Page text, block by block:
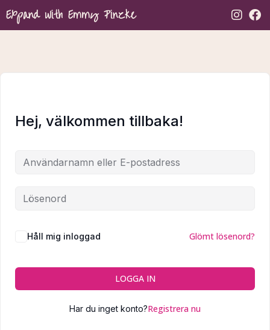
Expand with Emmy Pinzke
Hej, välkommen tillbaka!
Håll mig inloggad Glömt lösenord?
LOGGA IN
Har du inget konto?Registrera nu